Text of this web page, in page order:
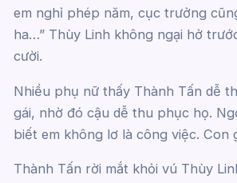
em nghỉ phép năm, cục trưởng
ha…” Thùy Linh không ngại hở
cười.
Nhiều phụ nữ thấy Thành Tấn dễ
gái, nhờ đó cậu dễ thu phục họ.
biết em không lơ là công việc. Con
Thành Tấn rời mắt khỏi vú Thùy